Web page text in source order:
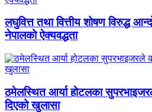
लघुवित्त तथा वित्तीय शोषण विरुद्ध
नेपालको ऐक्यवद्धता
ठमेलस्थित आर्या होटलका
दिएको खुलासा